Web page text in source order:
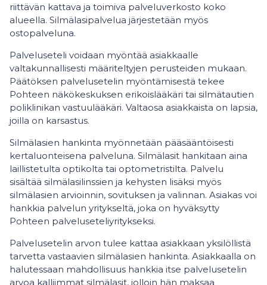
riittävän kattava ja toimiva palveluverkosto koko
alueella. Silmälasipalvelua järjestetään myös
ostopalveluna.
Palveluseteli voidaan myöntää asiakkaalle
valtakunnallisesti määriteltyjen perusteiden mukaan.
Päätöksen palvelusetelin myöntämisestä tekee
Pohteen näkökeskuksen erikoislääkäri tai silmätautien
poliklinikan vastuulääkäri. Valtaosa asiakkaista on lapsia,
joilla on karsastus.
Silmälasien hankinta myönnetään pääsääntöisesti
kertaluonteisena palveluna. Silmälasit hankitaan aina
laillistetulta optikolta tai optometristilta. Palvelu
sisältää silmälasilinssien ja kehysten lisäksi myös
silmälasien arvioinnin, sovituksen ja valinnan. Asiakas voi
hankkia palvelun yritykseltä, joka on hyväksytty
Pohteen palveluseteliyritykseksi.
Palvelusetelin arvon tulee kattaa asiakkaan yksilöllistä
tarvetta vastaavien silmälasien hankinta. Asiakkaalla on
halutessaan mahdollisuus hankkia itse palvelusetelin
arvoa kalliimmat silmälasit, jolloin hän maksaa